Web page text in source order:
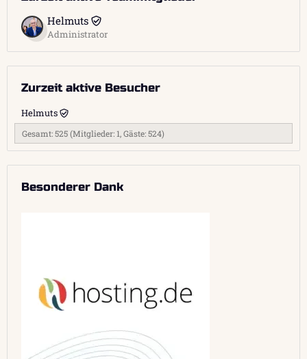
Helmuts
Administrator
Zurzeit aktive Besucher
Helmuts
Gesamt: 525 (Mitglieder: 1, Gäste: 524)
Besonderer Dank